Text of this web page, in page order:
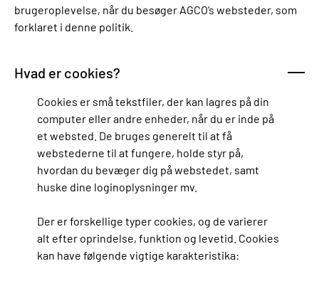
brugeroplevelse, når du besøger AGCO’s websteder, som
forklaret i denne politik.
Hvad er cookies?
Cookies er små tekstfiler, der kan lagres på din
computer eller andre enheder, når du er inde på
et websted. De bruges generelt til at få
webstederne til at fungere, holde styr på,
hvordan du bevæger dig på webstedet, samt
huske dine loginoplysninger mv.
Der er forskellige typer cookies, og de varierer
alt efter oprindelse, funktion og levetid. Cookies
kan have følgende vigtige karakteristika: